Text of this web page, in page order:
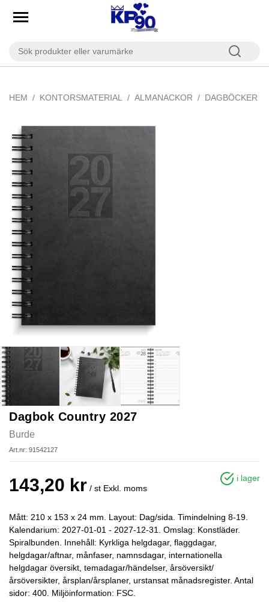
HEM KONTORSMATERIAL ALMANACKOR DAGBÖCKER
Dagbok Country 2027
Burde
Art.nr: 91542127
143,20 kr / st Exkl. moms
i lager
Mått: 210 x 153 x 24 mm. Layout: Dag/sida. Timindelning 8-19.
Kalendarium: 2027-01-01 - 2027-12-31. Omslag: Konstläder.
Spiralbunden. Innehåll: Kyrkliga helgdagar, flaggdagar,
helgdagar/aftnar, månfaser, namnsdagar, internationella
helgdagar översikt, temadagar/händelser, årsöversikt/
årsöversikter, årsplan/årsplaner, urstansat månadsregister. Antal
sidor: 400. Miljöinformation: FSC.